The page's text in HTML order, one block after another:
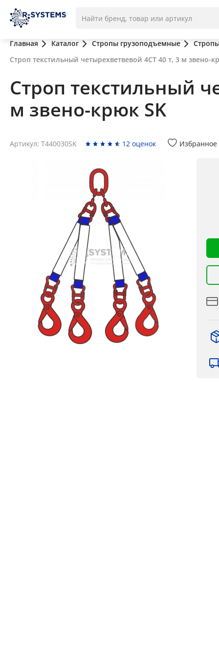
Главная Каталог Стропы грузоподъемные
Строп текстильный четырехветвевой 4СТ 40 т, 3 м звено-
Строп текстильный
м звено-крюк SK
Артикул: T440030SK 12 оценок Избранное